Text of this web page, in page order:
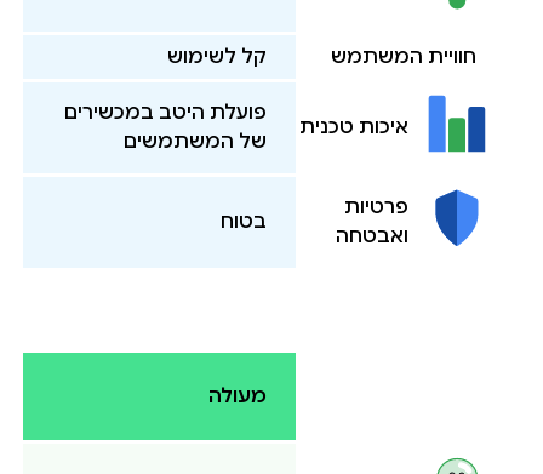
חוויית המשתמש קל לשימוש
איכות טכנית
פועלת היטב במכשירים
של המשתמשים
פרטיות
ואבטחה
בטוח
מעולה